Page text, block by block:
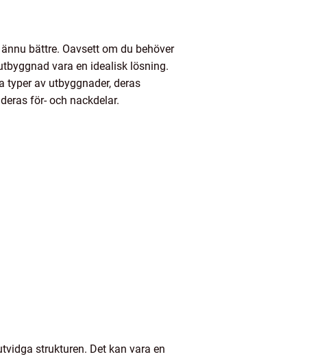
bättre. Oavsett om du behöver
vara en idealisk lösning.
typer av utbyggnader, deras
för- och nackdelar.
strukturen. Det kan vara en